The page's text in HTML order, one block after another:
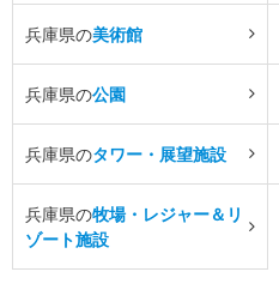
兵庫県の美術館
兵庫県の公園
兵庫県のタワー・展望施設
兵庫県の牧場・レジャー＆リ
ゾート施設